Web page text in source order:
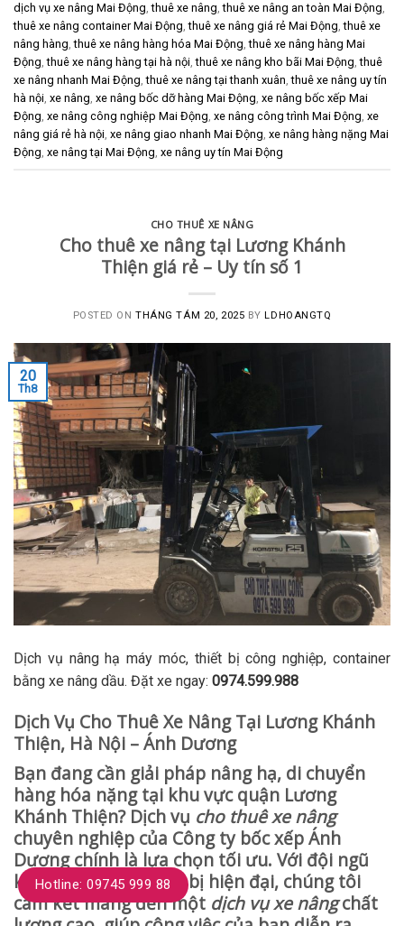
dịch vụ xe nâng Mai Động,thuê xe nâng,thuê xe nâng an toàn Mai Động,
thuê xe nâng container Mai Động,thuê xe nâng giá rẻ Mai Động,thuê xe
nâng hàng,thuê xe nâng hàng hóa Mai Động,thuê xe nâng hàng Mai
Động,thuê xe nâng hàng tại hà nội,thuê xe nâng kho bãi Mai Động,thuê
xe nâng nhanh Mai Động,thuê xe nâng tại thanh xuân,thuê xe nâng uy tín
hà nội, xe nâng, xe nâng bốc dỡ hàng Mai Động, xe nâng bốc xếp Mai
Động, xe nâng công nghiệp Mai Động, xe nâng công trình Mai Động, xe
nâng giá rẻ hà nội, xe nâng giao nhanh Mai Động, xe nâng hàng nặng Mai
Động, xe nâng tại Mai Động, xe nâng uy tín Mai Động
CHO THUÊ XE NÂNG
Cho thuê xe nâng tại Lương Khánh
Thiện giá rẻ – Uy tín số 1
POSTED ONTHÁNG TÁM 20, 2025 BYLDHOANGTQ
20
Th8
Dịch vụ nâng hạ máy móc, thiết bị công nghiệp, container
bằng xe nâng dầu. Đặt xe ngay: 0974.599.988
Dịch Vụ Cho Thuê Xe Nâng Tại Lương Khánh
Thiện, Hà Nội – Ánh Dương
Bạn đang cần giải pháp nâng hạ, di chuyển
hàng hóa nặng tại khu vực quận Lương
Khánh Thiện? Dịch vụ cho thuê xe nâng
chuyên nghiệp của Công ty bốc xếp Ánh
Dương chính là lựa chọn tối ưu. Với đội ngũ
kinh nghiệm và thiết bị hiện đại, chúng tôi
cam kết mang đến một dịch vụ xe nângchất
Hotline: 09745 999 88